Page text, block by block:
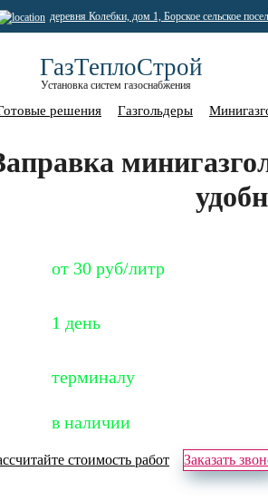
деревня Колебки, дом 1, Борское сельское
ГазТеплоСтрой
Установка систем газоснабжения
решения Газгольдеры
от 30 руб/литр
1 день
терминалу
в наличии
стоимость работ Заказать